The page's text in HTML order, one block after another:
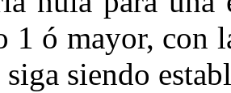
1 ó mayor, con
siendo